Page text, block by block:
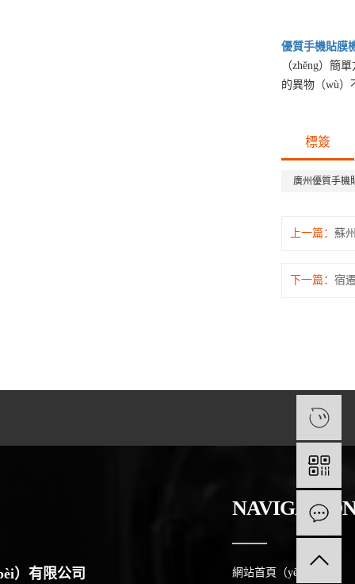
優質手機貼膜
（zhěng）簡
的異物（wù）
標簽
廣州優質手機
上一篇： 蘇
下一篇： 宿
）有限公司 網站首頁（yè）